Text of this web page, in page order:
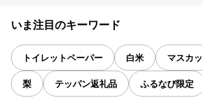
いま注目のキーワード
トイレットペーパー 白米 マスカ
梨 テッパン返礼品 ふるなび限定